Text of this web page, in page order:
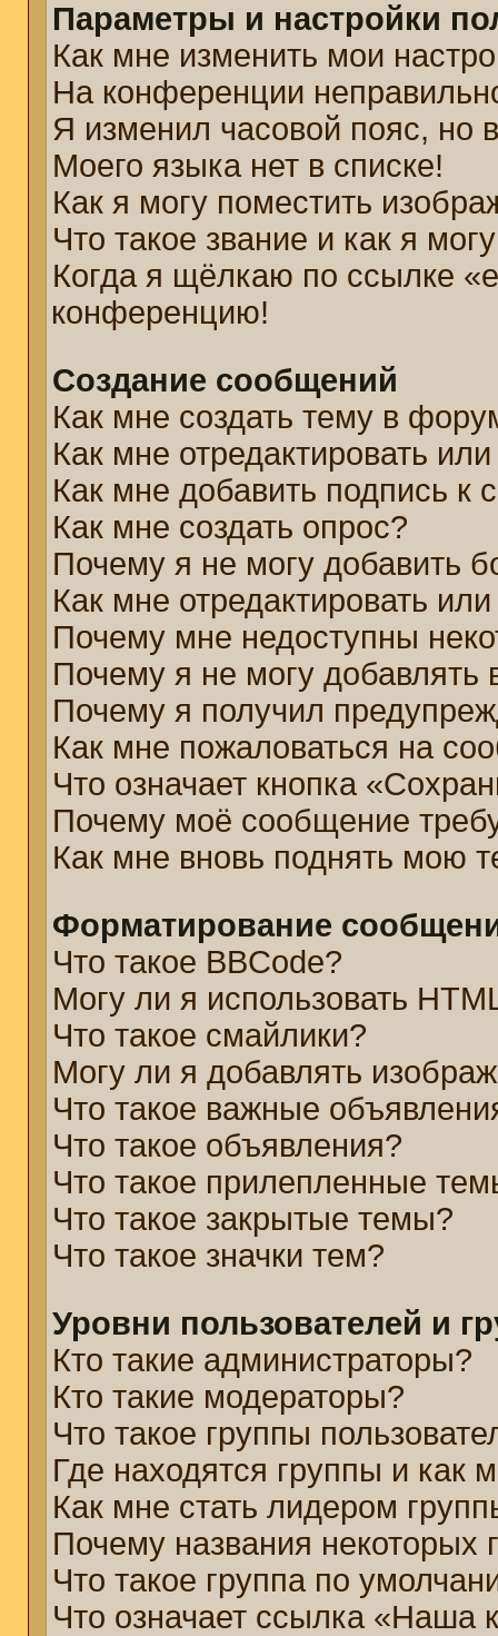
Параметры и настройки
Как мне изменить мои
На конференции
Я изменил часовой пояс, но
Моего языка нет в списке!
Как я могу поместить
Что такое звание и как я
Когда я щёлкаю по ссылке
конференцию!
Создание сообщений
Как мне создать тему в
Как мне отредактировать
Как мне добавить подпись
Как мне создать опрос?
Почему я не могу добавить
Как мне отредактировать
Почему мне недоступны
Почему я не могу добавлять
Почему я получил
Как мне пожаловаться на
Что означает кнопка
Почему моё сообщение
Как мне вновь поднять мою
Форматирование
Что такое BBCode?
Могу ли я использовать
Что такое смайлики?
Могу ли я добавлять
Что такое важные
Что такое объявления?
Что такое прилепленные
Что такое закрытые темы?
Что такое значки тем?
Уровни пользователей и
Кто такие администраторы?
Кто такие модераторы?
Что такое группы
Где находятся группы и как
Как мне стать лидером
Почему названия некоторых
Что такое группа по
Что означает ссылка «Наша